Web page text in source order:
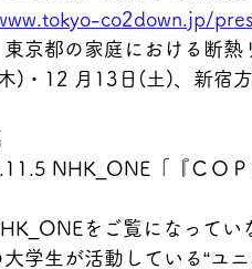
co2down.jp/
東京都の家庭における断
)・12 月13日(土)、新宿
NHK_ONE「『ＣＯＰ
をご覧になって
大学生が活動している“ユ